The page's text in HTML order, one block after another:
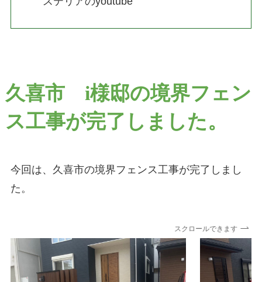
久喜市 i様邸の境界フェン
ス工事が完了しました。
今回は、久喜市の境界フェンス工事が完了しまし
た。
スクロールできます